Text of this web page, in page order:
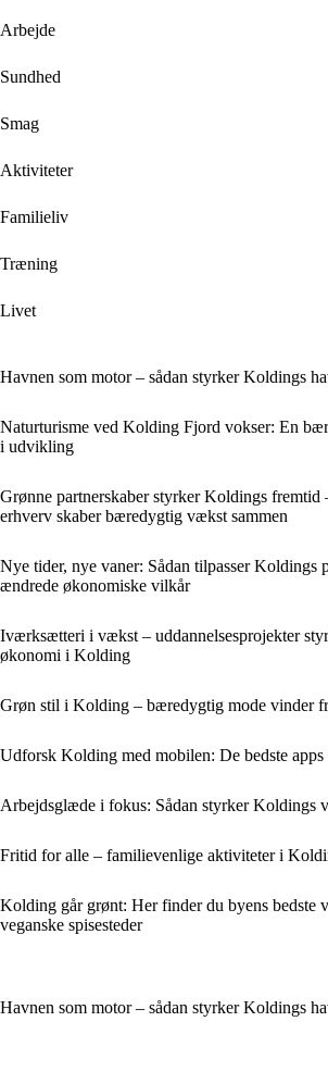
Arbejde
Sundhed
Smag
Aktiviteter
Familieliv
Træning
Livet
Havnen som motor – sådan styrker Koldings
Naturturisme ved Kolding Fjord vokser: En
i udvikling
Grønne partnerskaber styrker Koldings fremtid
erhverv skaber bæredygtig vækst sammen
Nye tider, nye vaner: Sådan tilpasser Koldings
ændrede økonomiske vilkår
Iværksætteri i vækst – uddannelsesprojekter
økonomi i Kolding
Grøn stil i Kolding – bæredygtig mode vinder
Udforsk Kolding med mobilen: De bedste
Arbejdsglæde i fokus: Sådan styrker Koldings
Fritid for alle – familievenlige aktiviteter i
Kolding går grønt: Her finder du byens bedste
veganske spisesteder
Havnen som motor – sådan styrker Koldings